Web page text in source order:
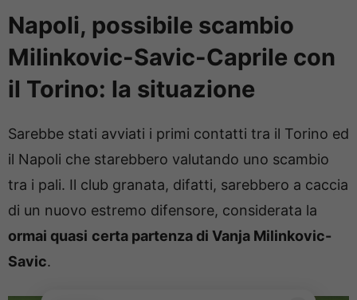
Napoli, possibile scambio
Milinkovic-Savic-Caprile con
il Torino: la situazione
Sarebbe stati avviati i primi contatti tra il Torino ed
il Napoli che starebbero valutando uno scambio
tra i pali. Il club granata, difatti, sarebbero a caccia
di un nuovo estremo difensore, considerata la
ormai quasi certa partenza di Vanja Milinkovic-
Savic.